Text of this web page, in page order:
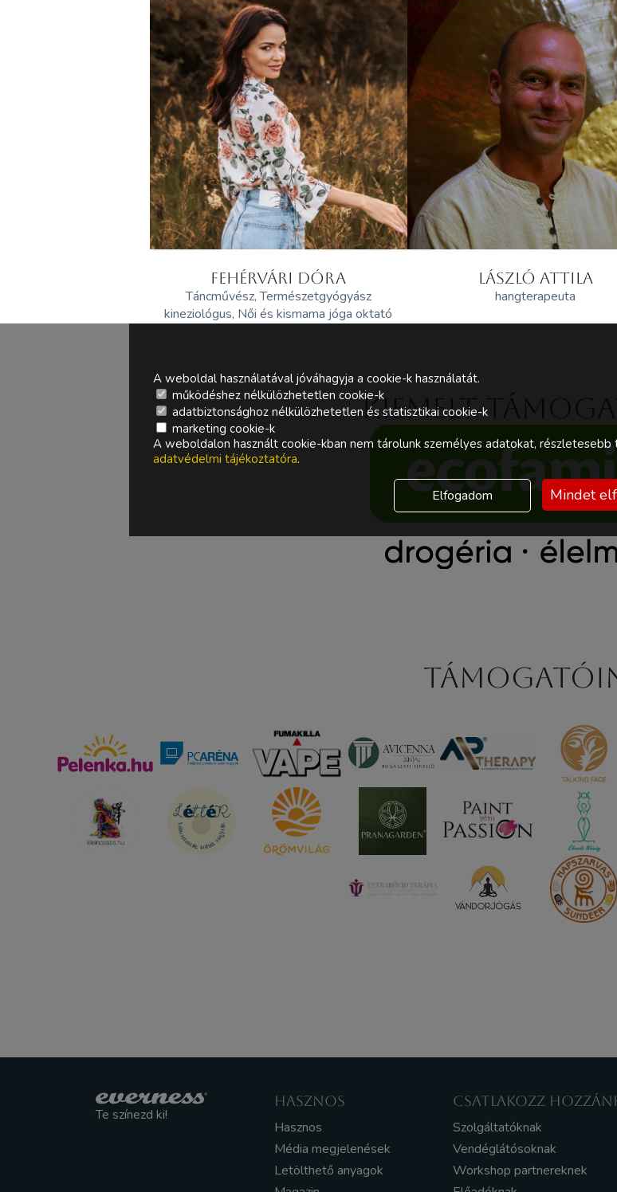
FEHÉRVÁRI DÓRA
Táncművész, Természetgyógyász
kineziológus, Női és kismama jóga oktató
LÁSZLÓ ATTILA
hangterapeuta
Kiemelt
Te színezd ki!
HASZNOS
Hasznos
Média megjelenések
Letölthető anyagok
CSATLAKOZZ
Szolgáltatóknak
Vendéglátósoknak
Workshop partnereknek
A weboldal használatával jóváhagyja a cookie-k használatát.
működéshez nélkülözhetetlen cookie-k
adatbiztonsághoz nélkülözhetetlen és statisztikai cookie-k
marketing cookie-k
A weboldalon használt cookie-kban nem tárolunk személyes adatokat,
adatvédelmi tájékoztatóra.
Elfogadom Mindet